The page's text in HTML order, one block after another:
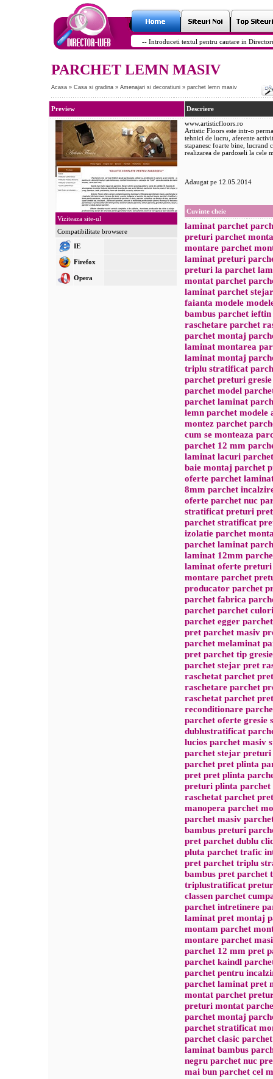
PARCHET LEMN MASIV
Acasa » Casa si gradina » Amenajari si decoratiuni » parchet lemn masiv
Preview
Viziteaza site-ul
Compatibilitate browsere
IE
Firefox
Opera
Descriere
www.artisticfloors.ro
Artistic Floors este intr-o
tehnici de lucru, aferente
stapanesc foarte bine, lucrand
realizarea de pardoseli la cele
Adaugat pe 12.05.2014
Cuvinte cheie
laminat parchet
preturi parchet
montare parchet
laminat preturi
preturi la parchet
montat parchet
laminat parchet
faianta modele
bambus parchet
raschetare parchet
parchet montaj
laminat montarea
laminat montaj
triplu stratificat
parchet preturi
parchet model
parchet laminat
lemn parchet modele
montez parchet
cum se monteaza
parchet 12 mm
laminat lacuri
baie montaj parchet
oferte parchet
8mm parchet
oferte parchet nuc
stratificat preturi
parchet stratificat
izolatie parchet
parchet laminat
laminat 12mm
laminat oferte
montare parchet
producator parchet
parchet fabrica
parchet parchet
parchet egger
pret parchet masiv
parchet melaminat
pret parchet tip
parchet stejar pret
raschetat parchet
raschetare parchet
raschetat parchet
reconditionare
parchet oferte gresie
dublustratificat
lucios parchet masiv
parchet stejar preturi
parchet pret plinta
pret pret plinta
preturi plinta
raschetat parchet
manopera parchet
parchet masiv
bambus preturi
pret parchet dublu
pluta parchet trafic
pret parchet triplu
bambus pret
triplustratificat
classen parchet
parchet intretinere
laminat pret montaj
montam parchet
montare parchet
parchet 12 mm pret
parchet kaindl
parchet pentru
parchet laminat pret
montat parchet
preturi montat
parchet montaj
parchet stratificat
parchet clasic
laminat bambus
negru parchet nuc
mai bun parchet cel